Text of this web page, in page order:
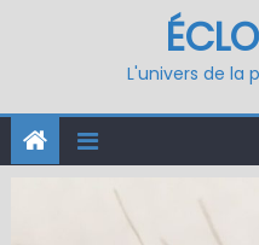
L'univers de la